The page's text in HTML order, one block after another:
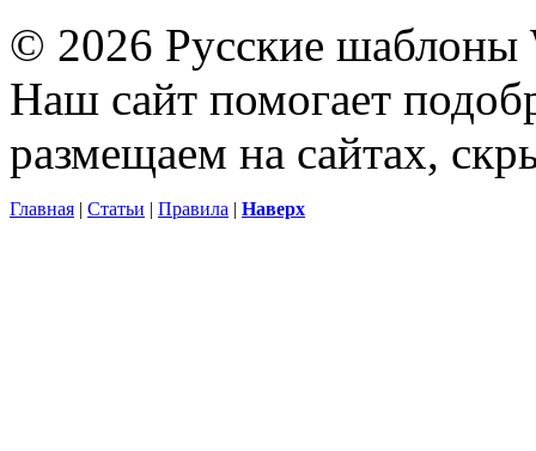
© 2026 Русские шаблоны
Наш сайт помогает
размещаем на сайтах,
Главная | Статьи | Правила | Наверх